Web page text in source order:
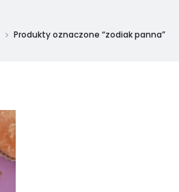
Produkty oznaczone “zodiak panna”